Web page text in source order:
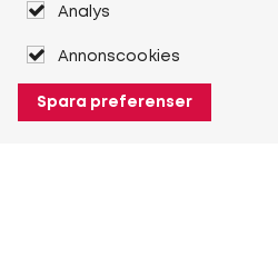
Analys
Annonscookies
Spara preferenser